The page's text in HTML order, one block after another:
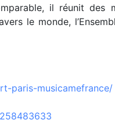
il réunit
le monde,
paris-musicamefrance/